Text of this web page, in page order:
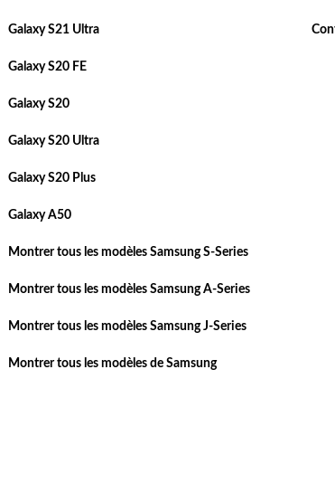
Galaxy S21 Ultra
Galaxy S20 FE
Galaxy S20
Galaxy S20 Ultra
Galaxy S20 Plus
Galaxy A50
Montrer tous les modèles Samsung S-Series
Montrer tous les modèles Samsung A-Series
Montrer tous les modèles Samsung J-Series
Montrer tous les modèles de Samsung